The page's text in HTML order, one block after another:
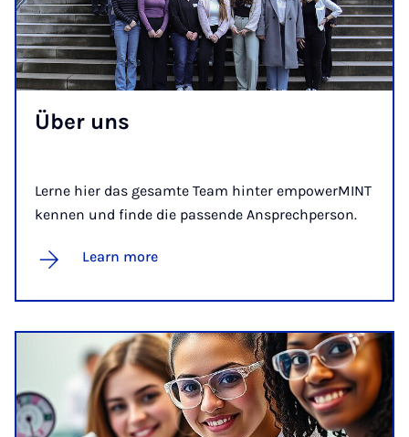
Über uns
Lerne hier das gesamte Team hinter empowerMINT
kennen und finde die passende Ansprechperson.
Learn more